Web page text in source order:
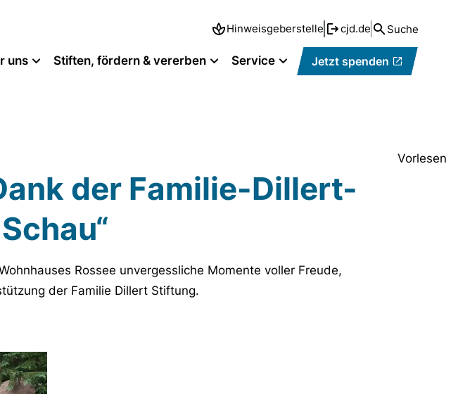
Hinweisgeberstelle cjd.de Suche
Jetzt spenden
uns Stiften, fördern & vererben Service
Vorlesen
der Familie-Dillert-
Rossee unvergessliche Momente voller Freude,
der Familie Dillert Stiftung.